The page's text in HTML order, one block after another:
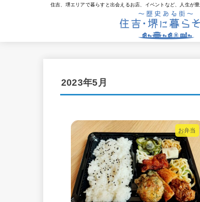
住吉、堺エリアで暮らすと出会えるお店、イベントなど、人生が
2023年5月
お弁当